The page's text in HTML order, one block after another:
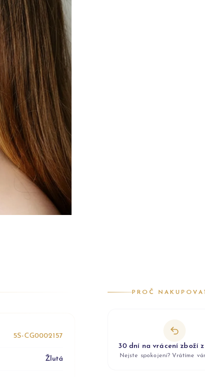
5S-CG0002157
Žlutá
PROČ
30 dní na vrácení zboží z
Nejste spokojeni? Vrátíme